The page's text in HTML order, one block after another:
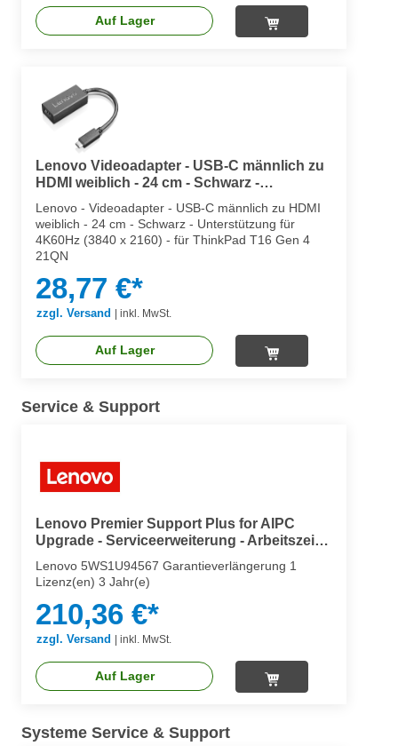
Auf Lager
Lenovo Videoadapter - USB-C männlich zu
HDMI weiblich - 24 cm - Schwarz -
Lenovo - Videoadapter - USB-C männlich zu HDMI
weiblich - 24 cm - Schwarz - Unterstützung für
4K60Hz (3840 x 2160) - für ThinkPad T16 Gen 4
21QN
28,77 €*
zzgl. Versand inkl. MwSt.
Auf Lager
Service & Support
Lenovo Premier Support Plus for AIPC
Upgrade - Serviceerweiterung - Arbeitszeit
Lenovo 5WS1U94567 Garantieverlängerung 1
Lizenz(en) 3 Jahr(e)
210,36 €*
zzgl. Versand inkl. MwSt.
Auf Lager
Systeme Service & Support